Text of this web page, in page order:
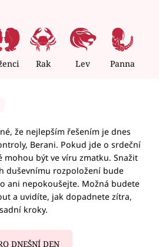
Rak Lev Panna
že nejlepším řešením je dnes
Berani. Pokud jde o srdeční
být ve víru zmatku. Snažit
duševnímu rozpoložení bude
ani nepokoušejte. Možná budete
a uvidíte, jak dopadnete zítra,
kroky.
DNEŠNÍ DEN